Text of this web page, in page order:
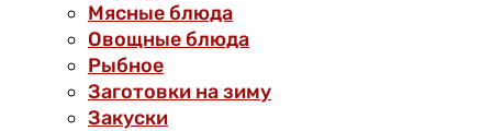
Мясные блюда
Овощные блюда
Рыбное
Заготовки на зиму
Закуски